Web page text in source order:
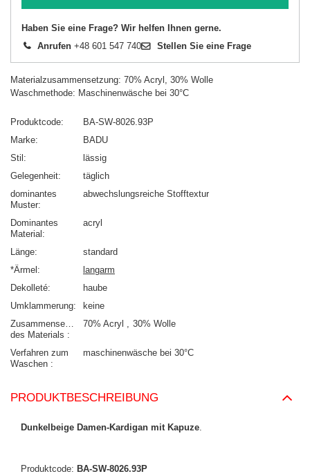
Haben Sie eine Frage? Wir helfen Ihnen gerne.
Anrufen +48 601 547 740 Stellen Sie eine Frage
Materialzusammensetzung: 70% Acryl, 30% Wolle
Waschmethode: Maschinenwäsche bei 30°C
Produktcode
BA-SW-8026.93P
Marke
BADU
Stil
lässig
Gelegenheit
täglich
dominantes
Muster
abwechslungsreiche Stofftextur
Dominantes
Material
acryl
Länge
standard
*Ärmel
langarm
Dekolleté
haube
Umklammerung
keine
Zusammensetzung
des Materials
70% Acryl 30% Wolle
Verfahren zum
Waschen
maschinenwäsche bei 30°C
PRODUKTBESCHREIBUNG
Dunkelbeige Damen-Kardigan mit Kapuze.
Produktcode: BA-SW-8026.93P